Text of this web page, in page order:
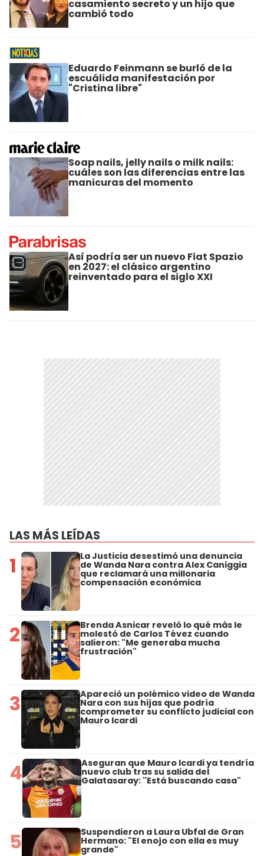
casamiento secreto y un hijo que
cambió todo
Eduardo Feinmann se burló de la
escuálida manifestación por
"Cristina libre"
Soap nails, jelly nails o milk nails:
cuáles son las diferencias entre las
manicuras del momento
Así podría ser un nuevo Fiat Spazio
en 2027: el clásico argentino
reinventado para el siglo XXI
LAS MÁS LEÍDAS
1 La Justicia desestimó una denuncia
de Wanda Nara contra Alex Caniggia
que reclamará una millonaria
compensación económica
2 Brenda Asnicar reveló lo qué más le
molestó de Carlos Tévez cuando
salieron: "Me generaba mucha
frustración"
3 Apareció un polémico video de Wanda
Nara con sus hijas que podría
comprometer su conflicto judicial con
Mauro Icardi
4 Aseguran que Mauro Icardi ya tendría
nuevo club tras su salida del
Galatasaray: "Está buscando casa"
5 Suspendieron a Laura Ubfal de Gran
Hermano: "El enojo con ella es muy
grande"